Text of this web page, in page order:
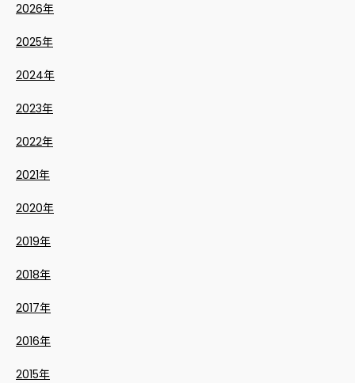
2026年
2025年
2024年
2023年
2022年
2021年
2020年
2019年
2018年
2017年
2016年
2015年